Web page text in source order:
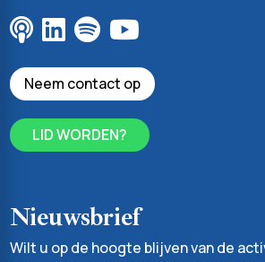
Neem contact op
LID WORDEN?
Nieuwsbrief
Wilt u op de hoogte blijven van de